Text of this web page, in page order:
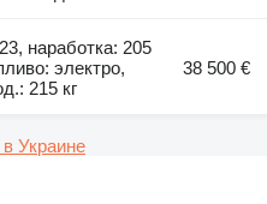
наработка: 205
электро,
215 кг
38 500 €
Украине